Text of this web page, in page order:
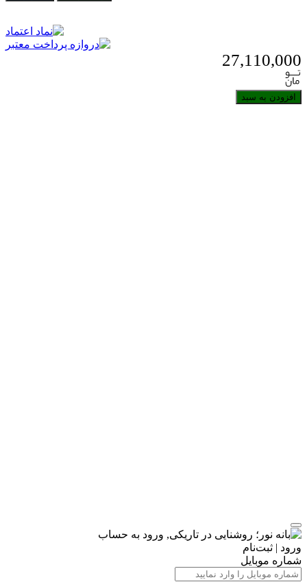
27,110,000
افزودن به سبد
ورود | ثبت‌نام
شماره موبایل